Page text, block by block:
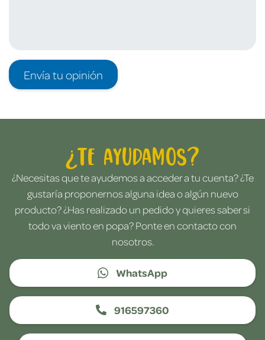
Envía tu opinión
¿Te ayudamos?
¿Necesitas que te ayudemos a acceder a tu cuenta? ¿Te
gustaría proponernos alguna idea o algún nuevo
producto? ¿Has realizado un pedido y quieres saber si
todo va viento en popa? Ponte en contacto con
nosotros.
WhatsApp
916597360